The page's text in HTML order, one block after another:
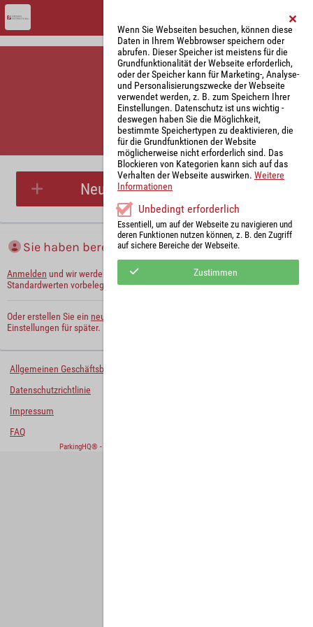
Parkplatzreservierung
Sie haben bereits ein Konto?
Anmelden und wir werden die notwendigen Informationen mit Ihren
Standardwerten vorbelegen.
Oder erstellen Sie ein neues Benutzerkonto
Einstellungen für später.
Neue Parkplatzreservierung
Allgemeinen Geschäftsbedingungen
Datenschutzrichtlinie
Impressum
FAQ
ParkingHQ® - eine Lösung von
Wenn Sie Webseiten besuchen, können diese
Daten in Ihrem Webbrowser speichern oder
abrufen. Dieser Speicher ist meistens für die
Grundfunktionalität der Webseite erforderlich,
oder der Speicher kann für Marketing-, Analyse-
und Personalisierungszwecke der Webseite
verwendet werden, z. B. zum Speichern Ihrer
Einstellungen. Datenschutz ist uns wichtig -
deswegen haben Sie die Möglichkeit,
bestimmte Speichertypen zu deaktivieren, die
für die Grundfunktionen der Website
möglicherweise nicht erforderlich sind. Das
Blockieren von Kategorien kann sich auf das
Verhalten der Webseite auswirken. Weitere
Informationen
Unbedingt erforderlich
Essentiell, um auf der Webseite zu navigieren und
deren Funktionen nutzen können, z. B. den Zugriff
auf sichere Bereiche der Webseite.
Zustimmen